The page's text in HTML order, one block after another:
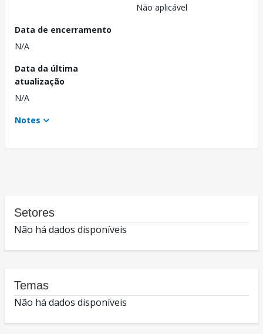
Não aplicável
Data de encerramento
N/A
Data da última
atualização
N/A
Notes
Setores
Não há dados disponíveis
Temas
Não há dados disponíveis